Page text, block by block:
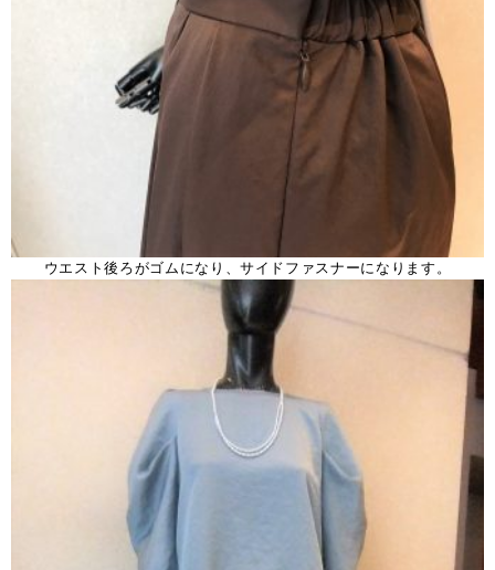
ウエスト後ろがゴムになり、サイドファスナーになります。